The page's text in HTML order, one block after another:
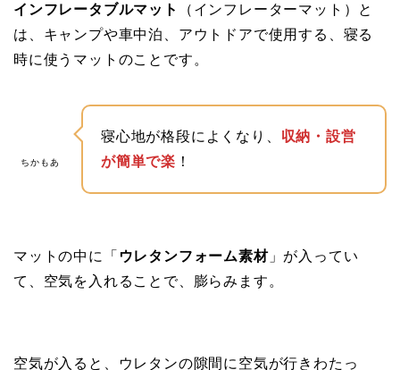
インフレータブルマット
（インフレーターマット）と
は、キャンプや車中泊、アウトドアで使用する、寝る
時に使うマットのことです。
ちかもあ
寝心地が格段によくなり、 収納・設営
が簡単で楽 ！
マットの中に「 ウレタンフォーム素材」が入ってい
て、空気を入れることで、膨らみます。
空気が入ると、ウレタンの隙間に空気が行きわたっ